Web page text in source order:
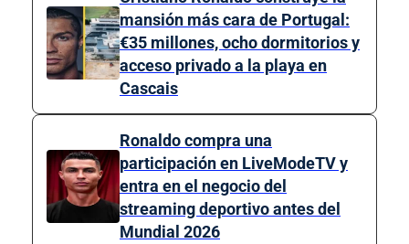
mansión más cara de Portugal:
€35 millones, ocho dormitorios y
acceso privado a la playa en
Cascais
Ronaldo compra una
participación en LiveModeTV y
entra en el negocio del
streaming deportivo antes del
Mundial 2026